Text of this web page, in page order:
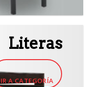
Literas
IR A CATEGORÍA